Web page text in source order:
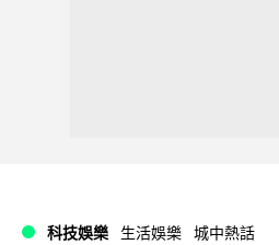
科技娛樂 生活娛樂 城中熱話